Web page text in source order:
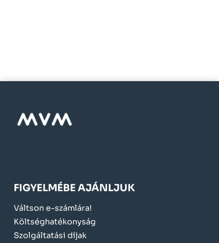
FIGYELMÉBE AJÁNLJUK
Váltson e-számlára!
Költséghatékonyság
Szolgáltatási díjak